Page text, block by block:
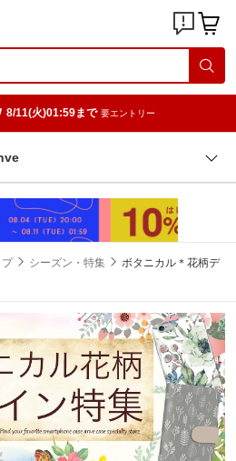
8/11(火)01:59まで 要エントリー
プ シーズン・特集
ボタニカル＊花柄デ